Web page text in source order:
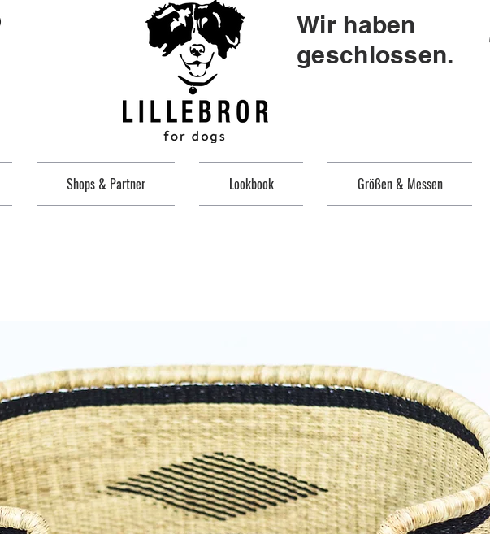
Wir haben
geschlossen.
Shops & Partner Lookbook Größen & Messen